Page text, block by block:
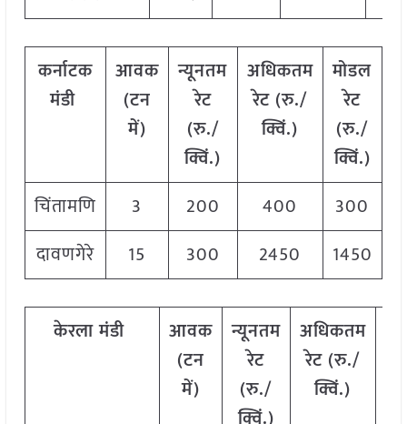
कर्नाटक
मंडी
आवक
(टन
में)
न्यूनतम
रेट
(रु./
क्विं.)
अधिकतम
रेट (रु./
क्विं.)
मोडल
रेट
(रु./
क्विं.)
चिंतामणि
3 200 400
300
दावणगेरे
15 300 2450 1450
केरलामंडी
आवक
(टन
में)
न्यूनतम
रेट
(रु./
अधिकतम
रेट (रु./
क्विं.)